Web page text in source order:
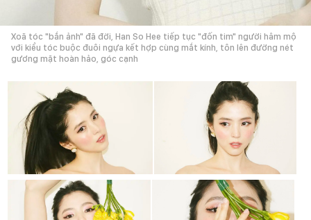
Xoã tóc "bắn ảnh" đã đời, Han So Hee tiếp tục "đốn tim" người hâm mộ
với kiểu tóc buộc đuôi ngựa kết hợp cùng mắt kính, tôn lên đường nét
gương mặt hoàn hảo, góc cạnh